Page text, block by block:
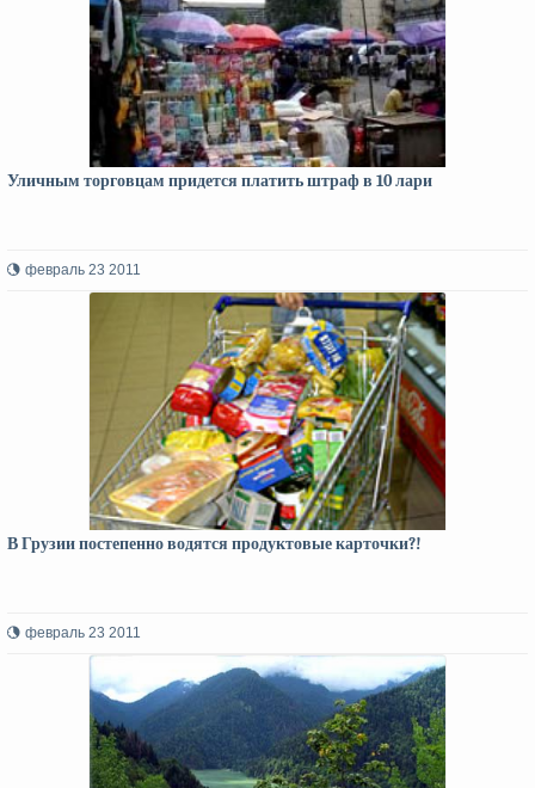
Уличным торговцам придется платить штраф в 10 лари
февраль 23 2011
В Грузии постепенно водятся продуктовые карточки?!
февраль 23 2011